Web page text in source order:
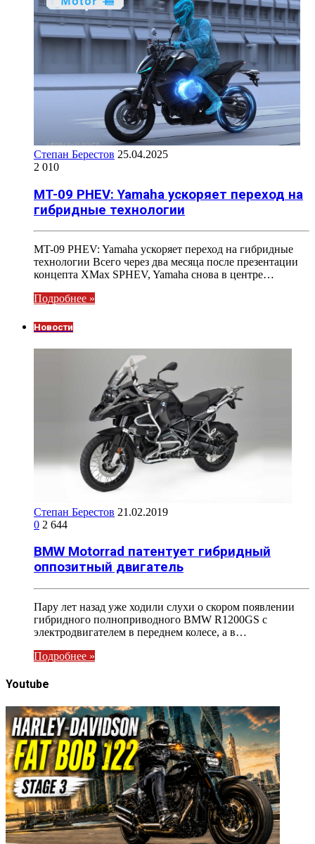
Степан Берестов 25.04.2025
2 010
MT-09 PHEV: Yamaha ускоряет переход на
гибридные технологии
MT-09 PHEV: Yamaha ускоряет переход на гибридные
технологии Всего через два месяца после презентации
концепта XMax SPHEV, Yamaha снова в центре…
Подробнее »
Новости
Степан Берестов 21.02.2019
0 2 644
BMW Motorrad патентует гибридный
оппозитный двигатель
Пару лет назад уже ходили слухи о скором появлении
гибридного полноприводного BMW R1200GS с
электродвигателем в переднем колесе, а в…
Подробнее »
Youtube